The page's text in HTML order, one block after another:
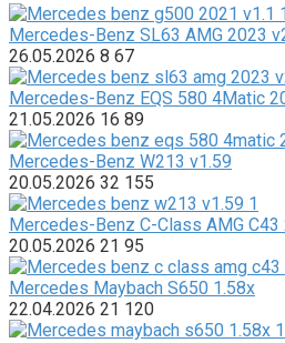
Mercedes-Benz SL63 AMG 2023
26.05.2026 8 67
Mercedes-Benz EQS 580 4Matic
21.05.2026 16 89
Mercedes-Benz W213 v1.59
20.05.2026 32 155
Mercedes-Benz C-Class AMG C43
20.05.2026 21 95
Mercedes Maybach S650 1.58x
22.04.2026 21 120